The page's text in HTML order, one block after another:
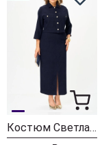
Костюм Светлана-Стиль 2352 синий